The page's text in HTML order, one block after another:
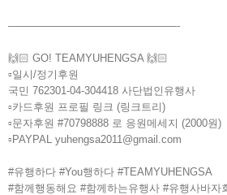
————————————————-
🙌🏻 GO! TEAMYUHENGSA 🙌🏻
▫️일시/정기후원
국민 762301-04-304418 사단법인유행사
▫️카드후원 프로필 링크 (링크트리)
▫️문자후원 #70798888 로 응원메세지 (2000원)
▫️PAYPAL yuhengsa2011@gmail.com
#유행하다 #You행하다 #TEAMYUHENGSA
#함께행동해요 #함께하는유행사 #유행사바자